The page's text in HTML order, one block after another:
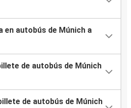
en autobús de Múnich a
de autobús de Múnich
de autobús de Múnich